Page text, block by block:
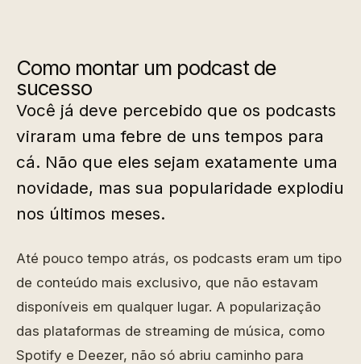
Como montar um podcast de
sucesso
Você já deve percebido que os podcasts
viraram uma febre de uns tempos para
cá. Não que eles sejam exatamente uma
novidade, mas sua popularidade explodiu
nos últimos meses.
Até pouco tempo atrás, os podcasts eram um tipo
de conteúdo mais exclusivo, que não estavam
disponíveis em qualquer lugar. A popularização
das plataformas de streaming de música, como
Spotify e Deezer, não só abriu caminho para